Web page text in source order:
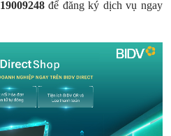
19009248để đăng ký dịch vụ ngay